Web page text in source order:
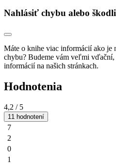
Nahlásiť chybu alebo
Máte o knihe viac informácií ako je
chybu? Budeme vám veľmi vďační,
informácií na našich stránkach.
Hodnotenia
4,2 / 5
11 hodnotení
7
2
0
1